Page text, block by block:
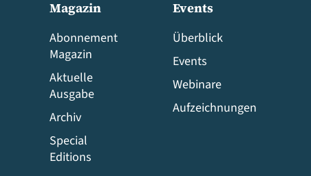
Magazin
Abonnement
Magazin
Aktuelle
Ausgabe
Archiv
Special
Editions
Events
Überblick
Events
Webinare
Aufzeichnungen